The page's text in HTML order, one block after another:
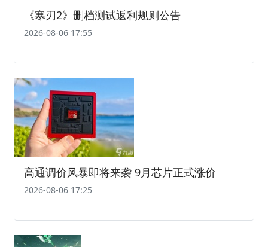
《寒刃2》删档测试返利规则公告
2026-08-06 17:55
高通调价风暴即将来袭 9月芯片正式涨价
2026-08-06 17:25